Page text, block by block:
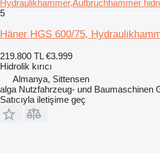
Hydraulikhammer,Aufbruchhammer
5
Häner HGS 600/75,
219.800 TL €3.999
Hidrolik kırıcı
Almanya, Sittensen
alga Nutzfahrzeug- und Baumaschinen
Satıcıyla iletişime geç